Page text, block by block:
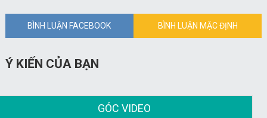
BÌNH LUẬN FACEBOOK BÌNH LUẬN MẶC ĐỊNH
Ý KIẾN CỦA BẠN
GÓC VIDEO